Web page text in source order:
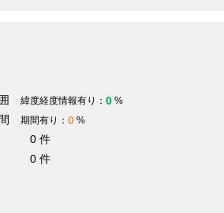
緯度経度情報有り： 0 %
期間有り： 0 %
0 件
0 件